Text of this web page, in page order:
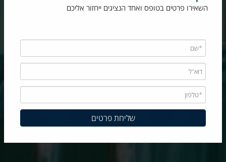
השאירו פרטים בטופס ואחד הנציגים ייחזור אליכם